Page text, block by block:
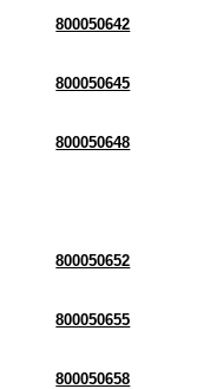
800050642
800050645
800050648
800050652
800050655
800050658